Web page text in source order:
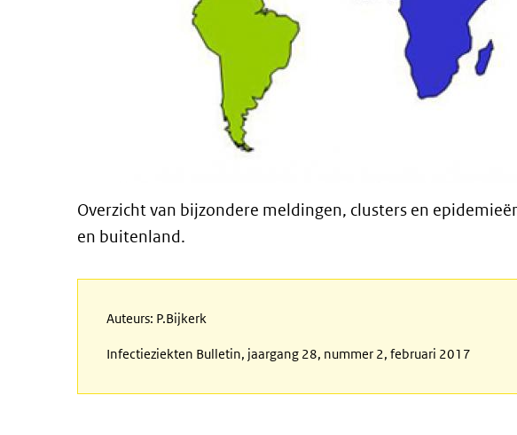
Overzicht van bijzondere meldingen, clusters en
en buitenland.
Auteurs: P.Bijkerk
Infectieziekten Bulletin, jaargang 28, nummer 2, februari 2017